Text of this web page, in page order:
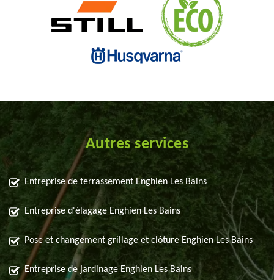
Autres services
Entreprise de terrassement Enghien Les Bains
Entreprise d'élagage Enghien Les Bains
Pose et changement grillage et clôture Enghien Les Bains
Entreprise de jardinage Enghien Les Bains